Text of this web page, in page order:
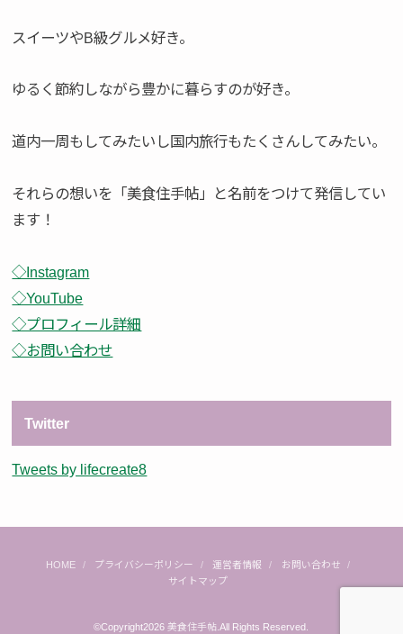
スイーツやB級グルメ好き。
ゆるく節約しながら豊かに暮らすのが好き。
道内一周もしてみたいし国内旅行もたくさんしてみたい。
それらの想いを「美食住手帖」と名前をつけて発信してい
ます！
◇Instagram
◇YouTube
◇プロフィール詳細
◇お問い合わせ
Twitter
Tweets by lifecreate8
HOME プライバシーポリシー 運営者情報
お問い合わせ
サイトマップ
©Copyright2026美食住手帖 .All Rights Reserved.